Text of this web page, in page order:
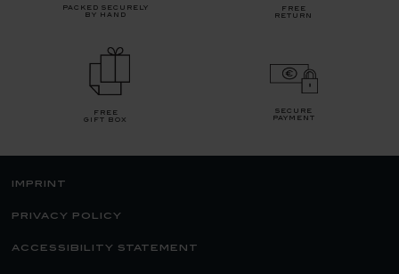
packed securely
by hand
free
return
free
gift box
secure
payment
imprint
privacy policy
accessibility statement